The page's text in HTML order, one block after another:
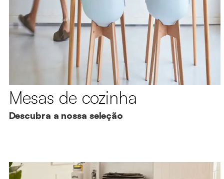
Mesas de cozinha
Descubra a nossa seleção